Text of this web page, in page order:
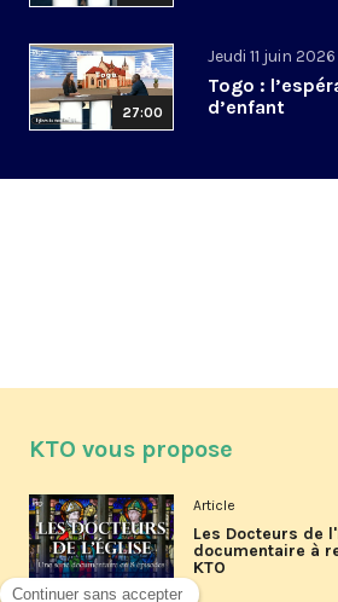
27:00
Jeudi 11 juin 2026
Togo :
d’enfant
KTO vous propose
Article
Les Docteurs de
documentaire à
KTO